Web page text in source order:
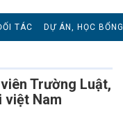
TÁC DỰ ÁN, HỌC BỔNG
Trường Luật,
việt Nam